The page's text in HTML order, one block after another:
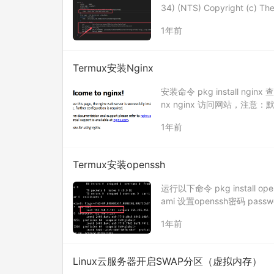
34) (NTS) Copyright (c)
1年前
Termux安装Nginx
安装命令 pkg install nginx
nx nginx 访问网站，注意：
1年前
Termux安装openssh
运行以下命令 pkg install
ami 设置openssh密码
1年前
Linux云服务器开启SWAP分区（虚拟内存）